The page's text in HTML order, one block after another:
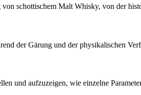
schottischem Malt Whisky, von der
der Gärung und der physikalischen
und aufzuzeigen, wie einzelne